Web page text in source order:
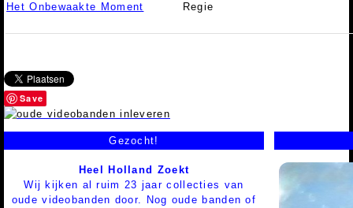
Het Onbewaakte Moment Regie
Save
Gezocht!
Heel Holland Zoekt
Wij kijken al ruim 23 jaar collecties van
oude videobanden door. Nog oude banden of